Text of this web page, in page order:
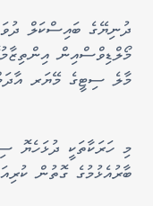
ދުނިޔޭގެ ބައިސްކަލް
މޯލްޑިވްސްއިން
މާލެ ސިޓީގެ މޭޔަރ
މި ހަރަކާތަކީ ދުޅަހެޔޮ
ބާރުއެޅުމުގެ ގޮތުން